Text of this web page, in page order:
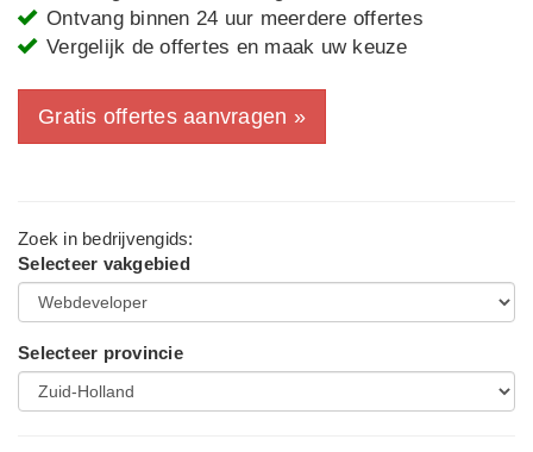
Ontvang binnen 24 uur meerdere offertes
Vergelijk de offertes en maak uw keuze
Gratis offertes aanvragen »
Zoek in bedrijvengids:
Selecteer vakgebied
Selecteer provincie